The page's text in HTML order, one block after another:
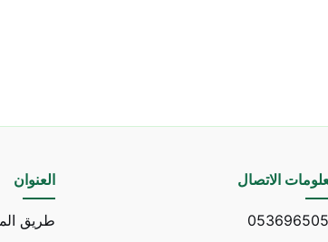
الاتصال العنوان
طريق